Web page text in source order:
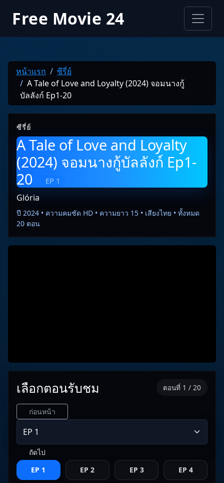
Free Movie 24
หน้าแรก
ซีรี่ย์
A Tale of Love and Loyalty (2024) จอมนางกู้
บัลลังก์ Ep1-20
ซีรี่ย์
A Tale of Love and Loyalty
(2024) จอมนางกู้บัลลังก์ Ep1-
20
EP 1
Glória
ปี 2024 • ความคมชัด HD • ความยาว 15 • เสียงไทย • ทั้งหมด
20 ตอน
เลือกตอนรับชม ตอนที่ 1 / 20
ก่อนหน้า
ถัดไป
EP 1
EP 2 EP 3 EP 4